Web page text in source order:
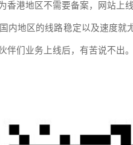
香港地区不需要备案，网站上
内地区的线路稳定以及速度就
伴们业务上线后，有苦说不出